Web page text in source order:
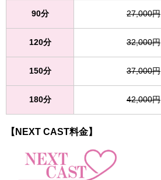
90分 27,000円
120分 32,000円
150分 37,000円
180分 42,000円
【NEXT CAST料金】